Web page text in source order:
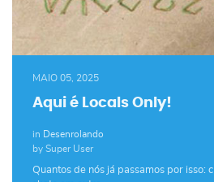
MAIO 05, 2025
Aqui é Locals Only!
in Desenrolando
by Super User
Quantos de nós já passamos por isso: